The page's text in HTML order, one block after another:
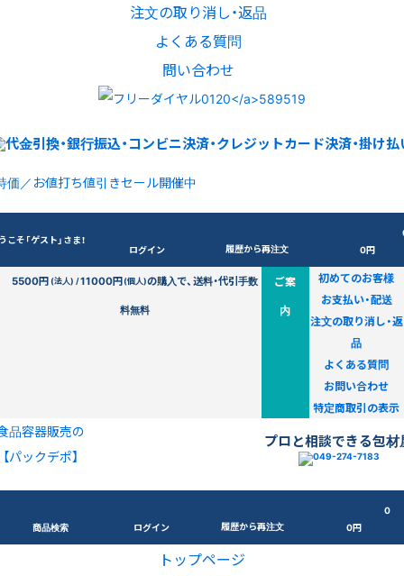
注文の取り消し・返品
よくある質問
問い合わせ
価／お値打ち値引きセール開催中
こそ「ゲスト」さま！
ログイン 履歴から再注文
0円
5500円(法人) /11000円(個人)の購入で、送料・代引手数
料無料
ご案
内
初めてのお客様
お支払い・配送
注文の取り消し・返
品
よくある質問
お問い合わせ
特定商取引の表示
品容器販売の
【パックデポ】
プロと相談できる包材
商品検索 ログイン 履歴から再注文
0
0円
トップページ